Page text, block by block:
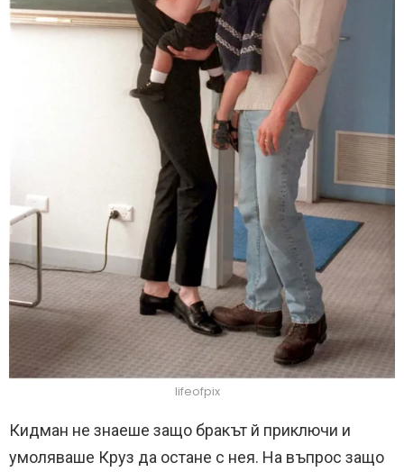
lifeofpix
Кидман не знаеше защо бракът й приключи и
умоляваше Круз да остане с нея. На въпрос защо